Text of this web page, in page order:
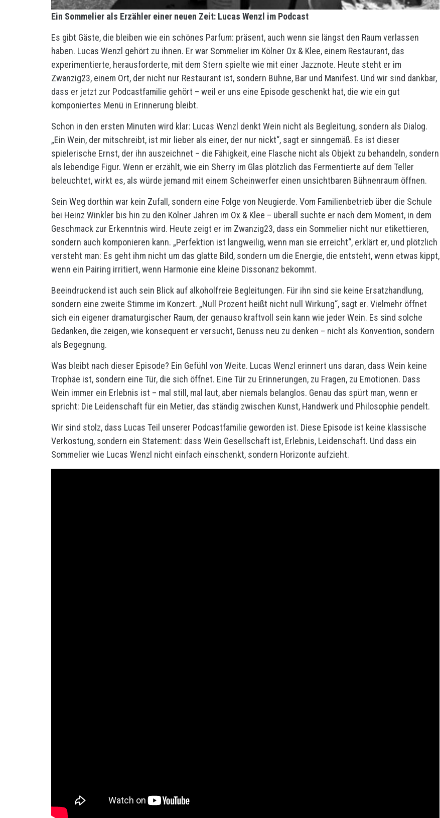
Ein Sommelier als Erzähler einer neuen Zeit: Lucas Wenzl im Podcast
Es gibt Gäste, die bleiben wie ein schönes Parfum: präsent, auch wenn sie längst den Raum verlassen
haben. Lucas Wenzl gehört zu ihnen. Er war Sommelier im Kölner Ox & Klee, einem Restaurant, das
experimentierte, herausforderte, mit dem Stern spielte wie mit einer Jazznote. Heute steht er im
Zwanzig23, einem Ort, der nicht nur Restaurant ist, sondern Bühne, Bar und Manifest. Und wir sind dankbar,
dass er jetzt zur Podcastfamilie gehört – weil er uns eine Episode geschenkt hat, die wie ein gut
komponiertes Menü in Erinnerung bleibt.
Schon in den ersten Minuten wird klar: Lucas Wenzl denkt Wein nicht als Begleitung, sondern als Dialog.
„Ein Wein, der mitschreibt, ist mir lieber als einer, der nur nickt“, sagt er sinngemäß. Es ist dieser
spielerische Ernst, der ihn auszeichnet – die Fähigkeit, eine Flasche nicht als Objekt zu behandeln, sondern
als lebendige Figur. Wenn er erzählt, wie ein Sherry im Glas plötzlich das Fermentierte auf dem Teller
beleuchtet, wirkt es, als würde jemand mit einem Scheinwerfer einen unsichtbaren Bühnenraum öffnen.
Sein Weg dorthin war kein Zufall, sondern eine Folge von Neugierde. Vom Familienbetrieb über die Schule
bei Heinz Winkler bis hin zu den Kölner Jahren im Ox & Klee – überall suchte er nach dem Moment, in dem
Geschmack zur Erkenntnis wird. Heute zeigt er im Zwanzig23, dass ein Sommelier nicht nur etikettieren,
sondern auch komponieren kann. „Perfektion ist langweilig, wenn man sie erreicht“, erklärt er, und plötzlich
versteht man: Es geht ihm nicht um das glatte Bild, sondern um die Energie, die entsteht, wenn etwas kippt,
wenn ein Pairing irritiert, wenn Harmonie eine kleine Dissonanz bekommt.
Beeindruckend ist auch sein Blick auf alkoholfreie Begleitungen. Für ihn sind sie keine Ersatzhandlung,
sondern eine zweite Stimme im Konzert. „Null Prozent heißt nicht null Wirkung“, sagt er. Vielmehr öffnet
sich ein eigener dramaturgischer Raum, der genauso kraftvoll sein kann wie jeder Wein. Es sind solche
Gedanken, die zeigen, wie konsequent er versucht, Genuss neu zu denken – nicht als Konvention, sondern
als Begegnung.
Was bleibt nach dieser Episode? Ein Gefühl von Weite. Lucas Wenzl erinnert uns daran, dass Wein keine
Trophäe ist, sondern eine Tür, die sich öffnet. Eine Tür zu Erinnerungen, zu Fragen, zu Emotionen. Dass
Wein immer ein Erlebnis ist – mal still, mal laut, aber niemals belanglos. Genau das spürt man, wenn er
spricht: Die Leidenschaft für ein Metier, das ständig zwischen Kunst, Handwerk und Philosophie pendelt.
Wir sind stolz, dass Lucas Teil unserer Podcastfamilie geworden ist. Diese Episode ist keine klassische
Verkostung, sondern ein Statement: dass Wein Gesellschaft ist, Erlebnis, Leidenschaft. Und dass ein
Sommelier wie Lucas Wenzl nicht einfach einschenkt, sondern Horizonte aufzieht.